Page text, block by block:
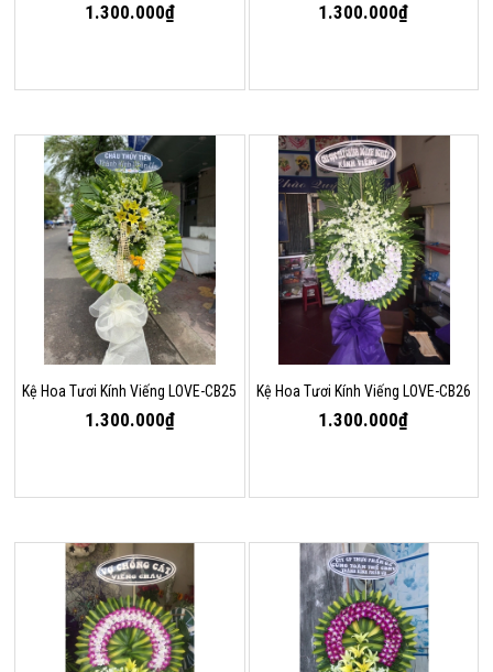
1.300.000₫ 1.300.000₫
Kệ Hoa Tươi Kính Viếng LOVE-CB25
1.300.000₫
Kệ Hoa Tươi Kính Viếng LOVE-CB26
1.300.000₫